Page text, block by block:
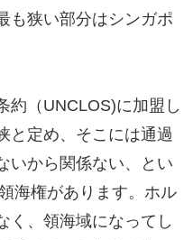
も狭い部分はシンガポ
約（UNCLOS)に加盟し
と定め、そこには通過
いから関係ない、とい
海権があります。ホル
く、領海域になってし